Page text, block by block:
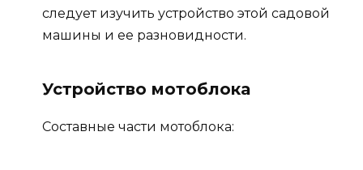
следует изучить устройство этой садовой
машины и ее разновидности.
Устройство мотоблока
Составные части мотоблока: